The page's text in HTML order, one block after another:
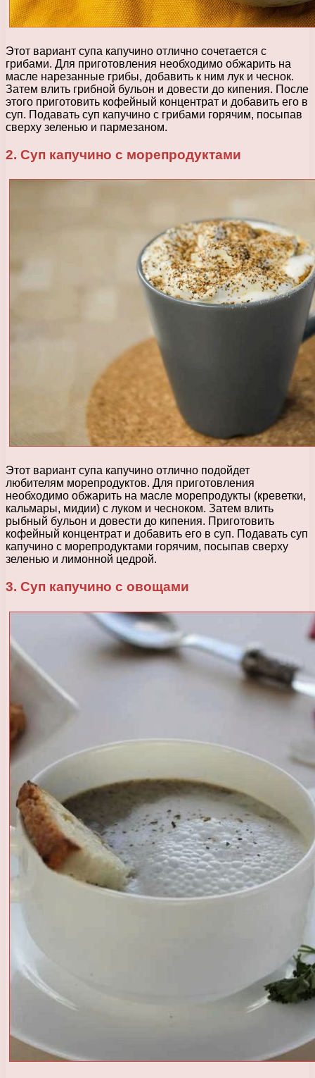
Этот вариант супа капучино отлично сочетается с
грибами. Для приготовления необходимо обжарить на
масле нарезанные грибы, добавить к ним лук и чеснок.
Затем влить грибной бульон и довести до кипения. После
этого приготовить кофейный концентрат и добавить его в
суп. Подавать суп капучино с грибами горячим, посыпав
сверху зеленью и пармезаном.
2. Суп капучино с морепродуктами
Этот вариант супа капучино отлично подойдет
любителям морепродуктов. Для приготовления
необходимо обжарить на масле морепродукты (креветки,
кальмары, мидии) с луком и чесноком. Затем влить
рыбный бульон и довести до кипения. Приготовить
кофейный концентрат и добавить его в суп. Подавать суп
капучино с морепродуктами горячим, посыпав сверху
зеленью и лимонной цедрой.
3. Суп капучино с овощами